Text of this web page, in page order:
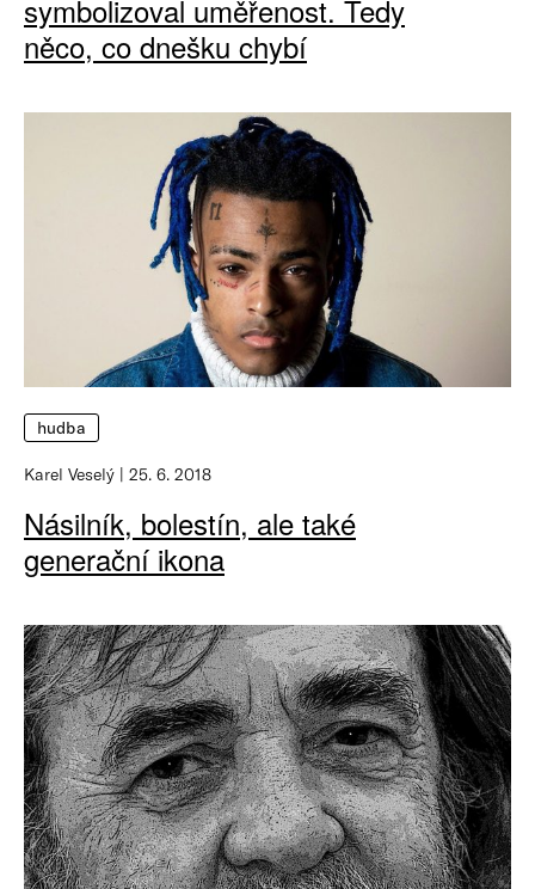
symbolizoval uměřenost. Tedy
něco, co dnešku chybí
hudba
Karel Veselý 25. 6. 2018
Násilník, bolestín, ale také
generační ikona